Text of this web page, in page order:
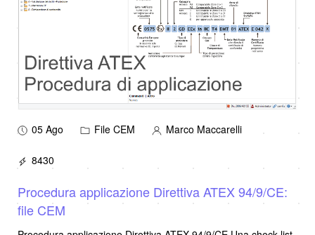
05 Ago File CEM Marco Maccarelli
8430
Procedura applicazione Direttiva ATEX 94/9/CE:
file CEM